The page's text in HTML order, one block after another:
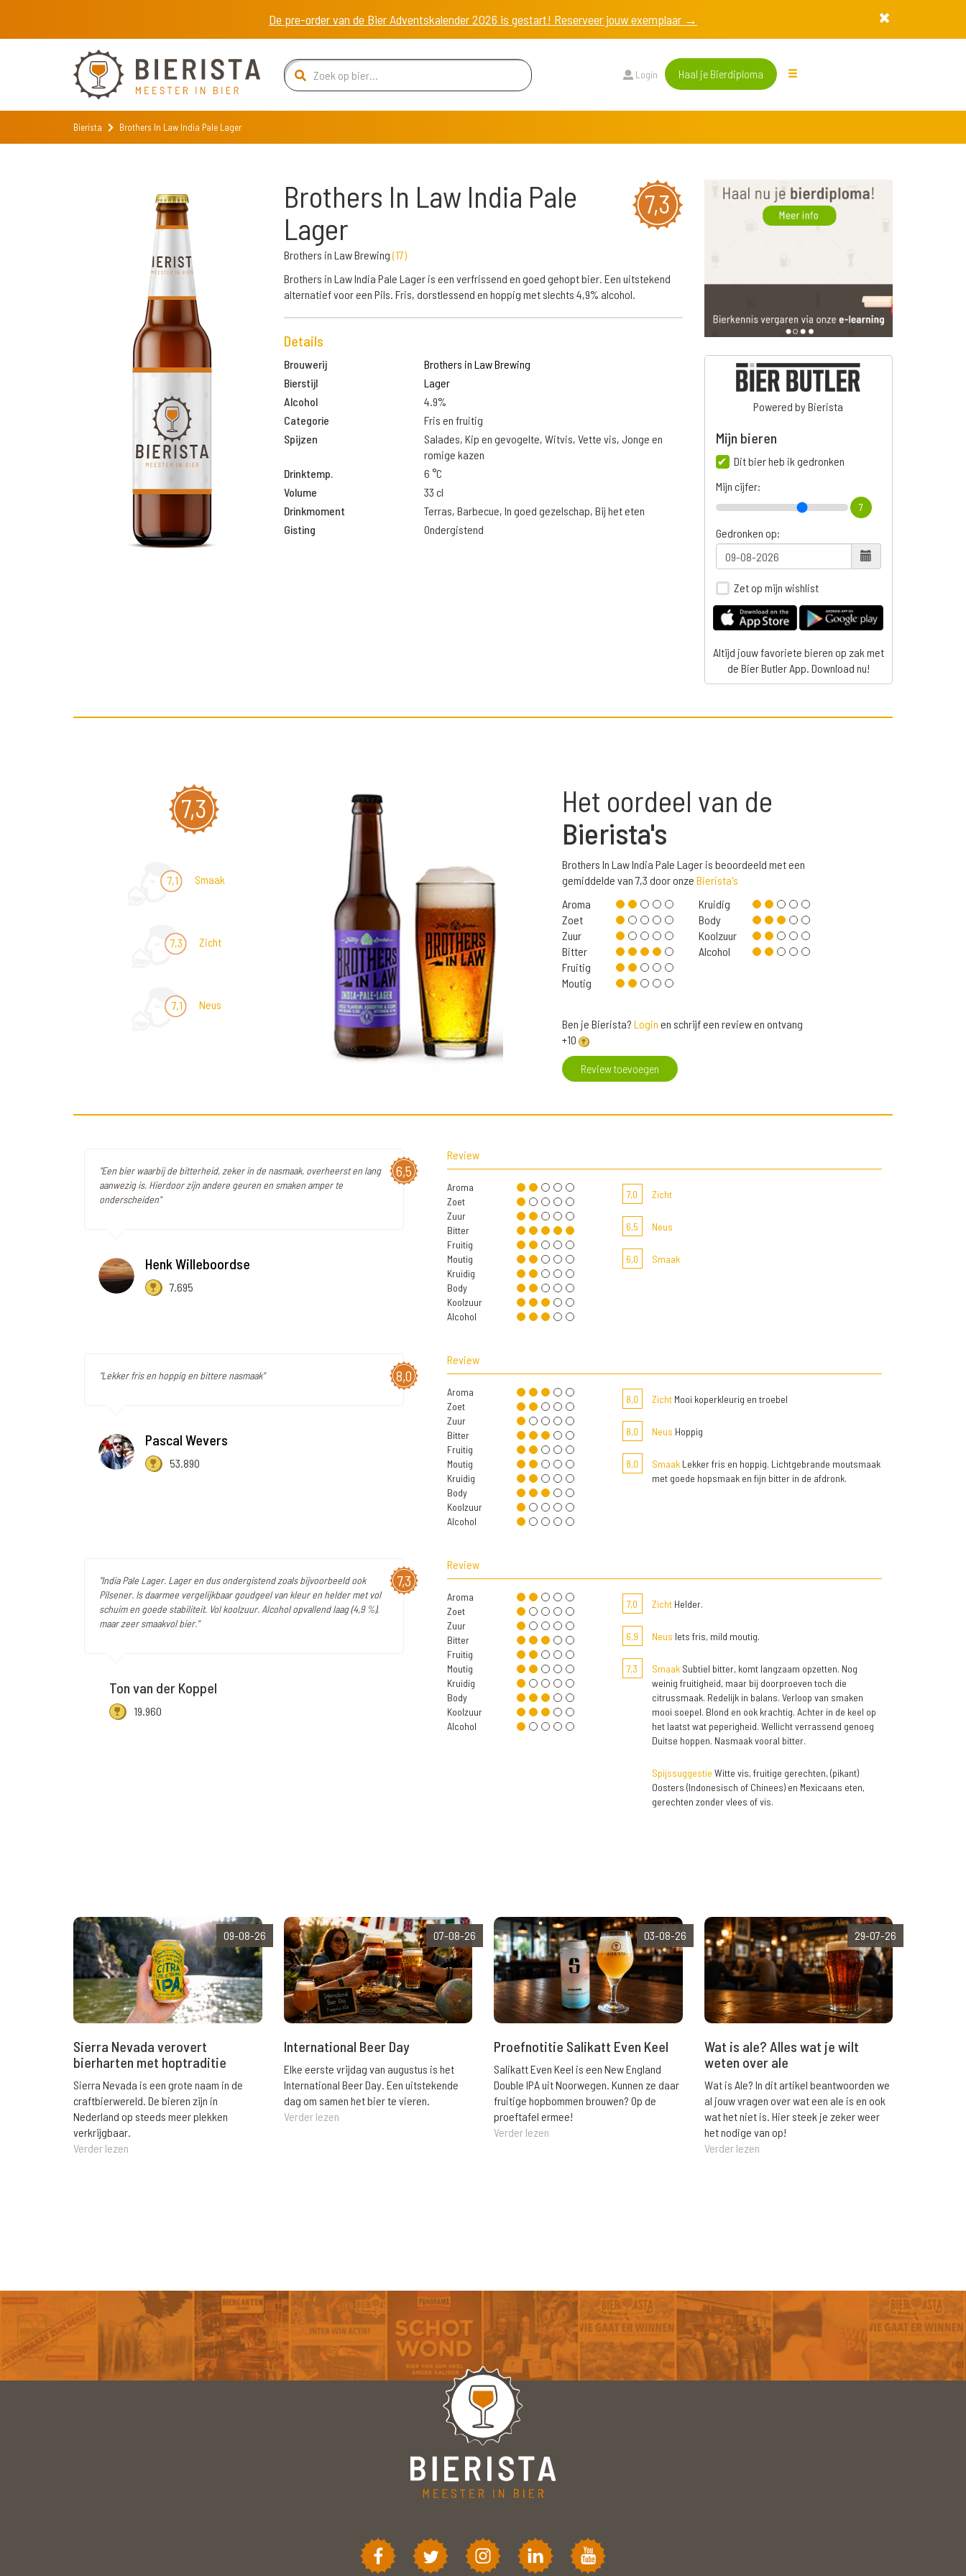
De pre-order van de Bier Adventskalender 2026 is gestart! Reserveer jouw exemplaar →
Login Haal je Bierdiploma
Bierista Brothers In Law India Pale Lager
7,3
Brothers In Law India Pale
Lager
Brothers in Law Brewing(17)
Brothers in Law India Pale Lager is een verfrissend en goed gehopt bier. Een uitstekend
alternatief voor een Pils. Fris, dorstlessend en hoppig met slechts 4,9% alcohol.
Details
Brouwerij
Brothers in Law Brewing
Bierstijl
Lager
Alcohol
4.9%
Categorie
Fris en fruitig
Spijzen
Salades, Kip en gevogelte, Witvis, Vette vis, Jonge en
romige kazen
Drinktemp.
6 °C
Volume
33 cl
Drinkmoment
Terras, Barbecue, In goed gezelschap, Bij het eten
Gisting
Ondergistend
Powered by Bierista
Mijn bieren
Dit bier heb ik gedronken
Mijn cijfer:
7
Gedronken op:
Zet op mijn wishlist
Altijd jouw favoriete bieren op zak met
de Bier Butler App. Download nu!
7,3
7,1 Smaak
7,3 Zicht
7,1 Neus
Het oordeel van de
Bierista's
Brothers In Law India Pale Lager is beoordeeld met een
gemiddelde van 7,3 door onze Bierista's
Aroma
Zoet
Zuur
Bitter
Fruitig
Moutig
Kruidig
Body
Koolzuur
Alcohol
Ben je Bierista? Login en schrijf een review en ontvang
+10
Review toevoegen
6,5
"Een bier waarbij de bitterheid, zeker in de nasmaak, overheerst en lang
aanwezig is. Hierdoor zijn andere geuren en smaken amper te
onderscheiden"
Henk Willeboordse
7.695
Review
Aroma
Zoet
Zuur
Bitter
Fruitig
Moutig
Kruidig
Body
Koolzuur
Alcohol
7,0 Zicht
6,5 Neus
6,0 Smaak
8,0
"Lekker fris en hoppig en bittere nasmaak"
Pascal Wevers
53.890
Review
Aroma
Zoet
Zuur
Bitter
Fruitig
Moutig
Kruidig
Body
Koolzuur
Alcohol
8,0 ZichtMooi koperkleurig en troebel
8,0 Neus Hoppig
8,0 SmaakLekker fris en hoppig. Lichtgebrande moutsmaak
met goede hopsmaak en fijn bitter in de afdronk.
7,3
"India Pale Lager. Lager en dus ondergistend zoals bijvoorbeeld ook
Pilsener. Is daarmee vergelijkbaar goudgeel van kleur en helder met vol
schuim en goede stabiliteit. Vol koolzuur. Alcohol opvallend laag (4,9 %),
maar zeer smaakvol bier."
Ton van der Koppel
19.960
Review
Aroma
Zoet
Zuur
Bitter
Fruitig
Moutig
Kruidig
Body
Koolzuur
Alcohol
7,0 ZichtHelder.
6,9 Neus Iets fris, mild moutig.
7,3 SmaakSubtiel bitter, komt langzaam opzetten. Nog
weinig fruitigheid, maar bij doorproeven toch die
citrussmaak. Redelijk in balans. Verloop van smaken
mooi soepel. Blond en ook krachtig. Achter in de keel op
het laatst wat peperigheid. Wellicht verrassend genoeg
Duitse hoppen. Nasmaak vooral bitter.
Spijssuggestie Witte vis, fruitige gerechten, (pikant)
Oosters (Indonesisch of Chinees) en Mexicaans eten,
gerechten zonder vlees of vis.
09-08-26
Sierra Nevada verovert
bierharten met hoptraditie
Sierra Nevada is een grote naam in de
craftbierwereld. De bieren zijn in
Nederland op steeds meer plekken
verkrijgbaar.
Verder lezen
07-08-26
International Beer Day
Elke eerste vrijdag van augustus is het
International Beer Day. Een uitstekende
dag om samen het bier te vieren.
Verder lezen
03-08-26
Proefnotitie Salikatt Even Keel
Salikatt Even Keel is een New England
Double IPA uit Noorwegen. Kunnen ze daar
fruitige hopbommen brouwen? Op de
proeftafel ermee!
Verder lezen
29-07-26
Wat is ale? Alles wat je wilt
weten over ale
Wat is Ale? In dit artikel beantwoorden we
al jouw vragen over wat een ale is en ook
wat het niet is. Hier steek je zeker weer
het nodige van op!
Verder lezen